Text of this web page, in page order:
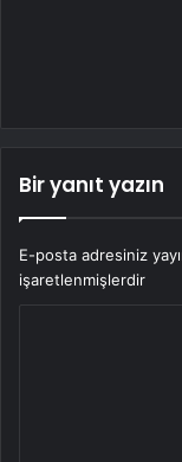
Bir yanıt yazın
E-posta adresiniz
işaretlenmişlerdir